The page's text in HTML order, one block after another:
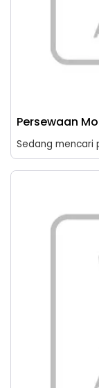
Persewaan
Sedang mencari